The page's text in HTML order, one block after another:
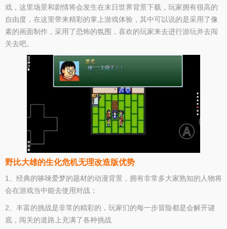
戏，这里场景和剧情将会发生在末日世界背景下载，玩家拥有很高的
自由度，在这里带来精彩的掌上游戏体验，其中可以说的是采用了像
素的画面制作，采用了恐怖的氛围，喜欢的玩家来去进行游玩并去闯
关去吧。
野比大雄的生化危机无理改造版优势
1、经典的哆唻爱梦的题材的动漫背景，拥有非常多大家熟知的人物将
会在游戏当中能去使用对战；
2、丰富的挑战是非常的精彩的，玩家们的每一步冒险都是会解开谜
底，闯关的道路上充满了各种挑战